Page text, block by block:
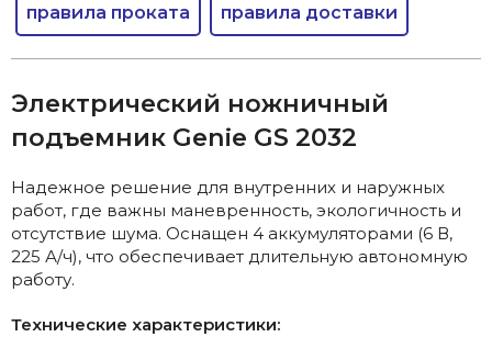
правила проката правила доставки
Электрический ножничный
подъемник Genie GS 2032
Надежное решение для внутренних и наружных
работ, где важны маневренность, экологичность и
отсутствие шума. Оснащен 4 аккумуляторами (6 В,
225 А/ч), что обеспечивает длительную автономную
работу.
Технические характеристики: